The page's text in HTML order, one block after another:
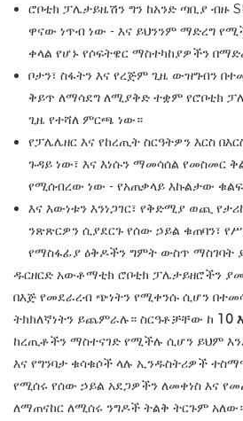
ሮቦቲክ ፓሌታይዜሽን ግን ከአንድ ጣቢያ ብዙ
ዋናው ነጥብ ነው - እና ይህንንም ማድረግ
ቀላል የሆኑ የሶፍትዌር ማስተካከያዎችን
ቦታን፣ ስፋትን እና የረጅም ጊዜ ውዝግብን
ቅይጥ ለማሳደግ ለሚያቅድ ተቋም የሮቦቲክ
ጊዜ የተሻለ ምርጫ ነው።
የፓሌሌዘር እና የከረጢት ስርዓትዎን እርስ
ጉዳይ ነው፣ እና እነሱን ማመሳሰል የመስመር
የሚሰብረው ነው - የአጠቃላይ እኩልታው ቁልፍ
እና እውነቱን እንነጋገር፣ የቅድሚያ ወጪ
ንጽጽርዎን ሲያደርጉ የሰው ኃይል ቁጠባን፣
የማስፋፊያ ዕቅዶችን ግምት ውስጥ ማስገባት
ዱርዘርድ አውቶማቲክ ሮቦቲክ ፓሌታይዘሮችን
በእጅ የመደራረብ ጭነትን የሚቀንሱ ሲሆን
ትክክለኛነትን ይጨምራሉ። ስርዓቶቻቸው ከ 10
ከረጢቶችን ማስተናገድ የሚችሉ ሲሆን ይህም
እና የግንባታ ቁሳቁሶች ላሉ ​​ኢንዱስትሪዎች
የሚሰሩ የሰው ኃይል አደጋዎችን ለመቀነስ እና
ለማጠናከር ለሚሰሩ ንግዶች ትልቅ ትርጉም